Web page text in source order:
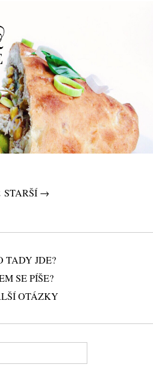
STARŠÍ →
TADY JDE?
SE PÍŠE?
OTÁZKY